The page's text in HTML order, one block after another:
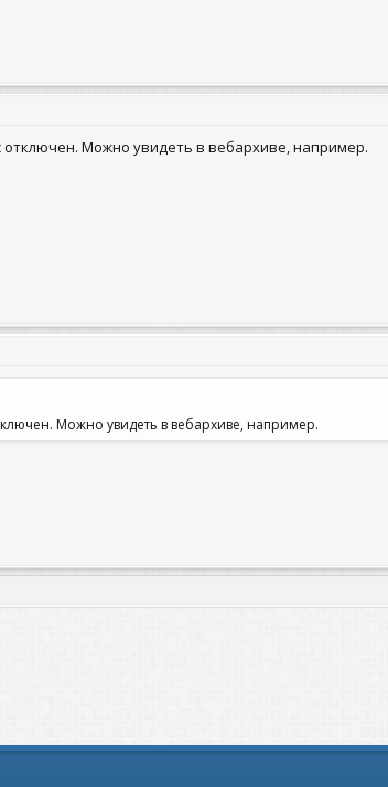
отключен. Можно увидеть в вебархиве, например.
Можно увидеть в вебархиве, например.